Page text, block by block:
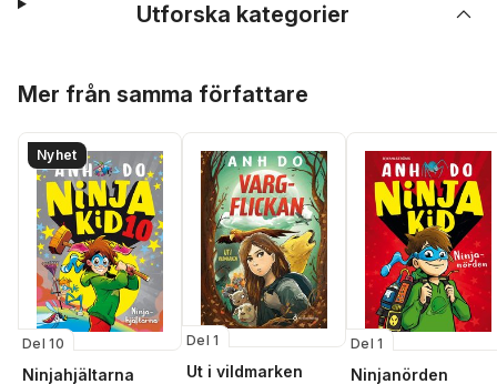
Utforska kategorier
Mer från samma författare
Nyhet
Del 10
Ninjahjältarna
Del 1
Ut i vildmarken
Del 1
Ninjanörden